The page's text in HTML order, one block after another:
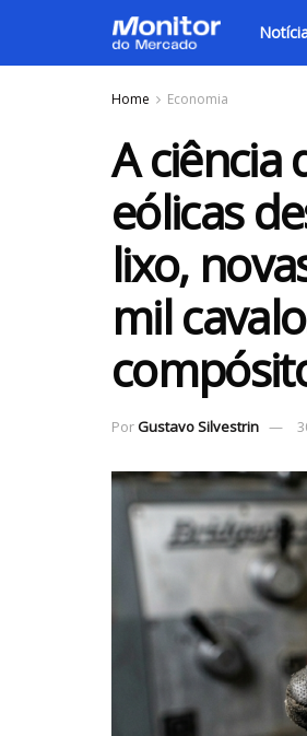
Home Economia
A ciência
eólicas
lixo,
mil
PorGustavo Silvestrin